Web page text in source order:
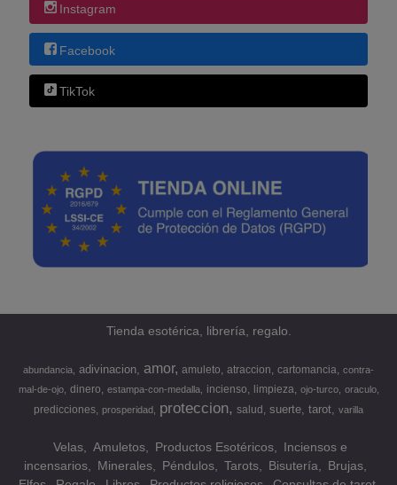
Instagram
Facebook
TikTok
Tienda esotérica, librería, regalo.
abundancia adivinacion amor amuleto atraccion cartomancia
contra-
mal-de-ojo
dinero estampa-con-medalla incienso limpieza ojo-turco oraculo
predicciones prosperidad proteccion salud suerte tarot varilla
Velas Amuletos Productos Esotéricos
Inciensos e
incensarios
Minerales Péndulos Tarots Bisutería
Brujas